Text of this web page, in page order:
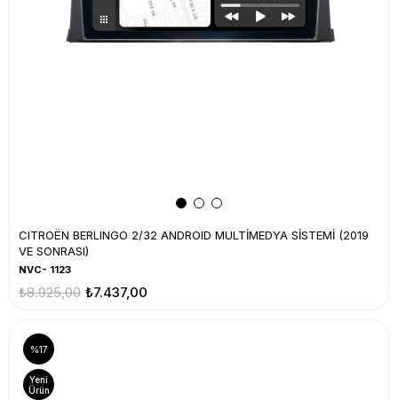
CITROËN BERLINGO 2/32 ANDROID MULTİMEDYA SİSTEMİ (2019
VE SONRASI)
NVC- 1123
₺7.437,00
₺8.925,00
%17
Yeni
Ürün